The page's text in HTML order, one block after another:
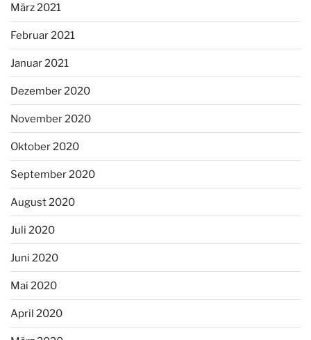
März 2021
Februar 2021
Januar 2021
Dezember 2020
November 2020
Oktober 2020
September 2020
August 2020
Juli 2020
Juni 2020
Mai 2020
April 2020